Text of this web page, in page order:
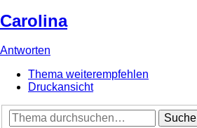
Carolina
Antworten
Thema weiterempfehlen
Druckansicht
Suche